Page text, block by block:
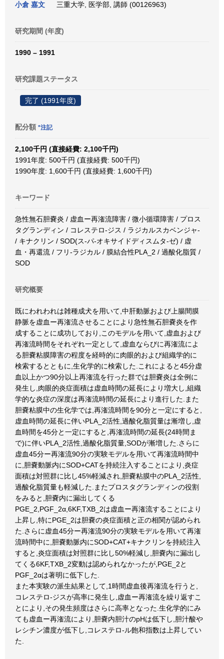
小倉 嘉文 三重大学, 医学部, 講師 (00126963)
研究期間 (年度)
1990 – 1991
研究課題ステータス
完了 (1991年度)
配分額 *注記
2,100千円 (直接経費: 2,100千円)
1991年度: 500千円 (直接経費: 500千円)
1990年度: 1,600千円 (直接経費: 1,600千円)
キーワード
急性無石胆嚢炎 / 虚血ー再潅流障害 / 微小循環障害 / プロス
タグランディン / コレステロ-ジス / ラジカルスカベンジャ-
/ キナクリン / SOD(ス-パ-オキサイドディスムタ-ゼ) / 虚
血・再還流 / フリ-ラジカル / 膜結合性PLA_2 / 過酸化脂質 /
SOD
研究概要
既にわれわれは雑種成犬を用いて,中肝動脈および上腸間膜
静脈を虚血ー再潅流させることにより急性無石胆嚢炎を作
成することに成功しており,このモデルを用いて,虚血および
再潅流時間をそれぞれ一定として,虚血ならびに再潅流によ
る胆嚢粘膜障害の程度を経時的に肉眼的および組織学的に
検索するとともに,生化学的に検索した.これによると45分虚
血以上かつ90分以上再潅流を行った群では胆嚢炎は全例に
発生し,肉眼的炎症面積は虚血時間の延長により増大し,組織
学的な炎症の深度は再潅流時間の延長により進行した.また
胆嚢粘膜中の生化学では,再潅流時間を90分と一定にすると,
虚血時間の延長に伴いPLA_2活性,過酸化脂質量は漸増し,虚
血時間を45分と一定にすると,再潅流時間の延長(24時間ま
で)に伴いPLA_2活性,過酸化脂質量,SODが漸増した.さらに
虚血45分ー再潅流90分の実験モデルを用いて再潅流時間中
に,胆嚢動脈内にSOD+CATを持続注入することにより,炎症
面積は対照群に比し45%軽減され,胆嚢粘膜中のPLA_2活性,
過酸化脂質量も軽減した.またプロスタグランディンの役割
をみると,胆嚢内に漏出してくる
PGE_2,PGF_2α,6KF,TXB_2は虚血ー再潅流することにより
上昇し,特にPGE_2は胆嚢の炎症面積と正の相関が認められ
た.さらに虚血45分ー再潅流90分の実験モデルを用いて再潅
流時間中に,胆嚢動脈内にSOD+CAT+キナクリンを持続注入
すると,炎症面積は対照群に比し50%軽減し,胆嚢内に漏出し
てくる6KF,TXB_2変動は認められなかったが,PGE_2と
PGF_2αは著明に低下した.
また本実験の派生結果として,1時間虚血後再潅流を行うと,
コレステロ-ジスが高率に発生し,虚血ー再潅流を繰り返すこ
とにより,その発生頻度はさらに高率となった.生化学的にみ
ても虚血ー再潅流により,胆嚢内胆汁のpHは低下し,胆汁酸や
レシチン濃度が低下し,コレステロ-ル飽和指数は上昇してい
た.